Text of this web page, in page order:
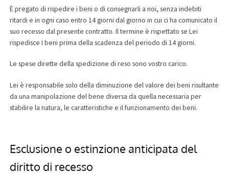
È pregato di rispedire i beni o di consegnarli a noi, senza indebiti
ritardi e in ogni caso entro 14 giorni dal giorno in cui ci ha comunicato il
suo recesso dal presente contratto. Il termine è rispettato se Lei
rispedisce I beni prima della scadenza del periodo di 14 giorni.
Le spese dirette della spedizione di reso sono vostro carico.
Lei è responsabile solo della diminuzione del valore dei beni risultante
da una manipolazione del bene diversa da quella necessaria per
stabilire la natura, le caratteristiche e il funzionamento dei beni.
Esclusione o estinzione anticipata del
diritto di recesso